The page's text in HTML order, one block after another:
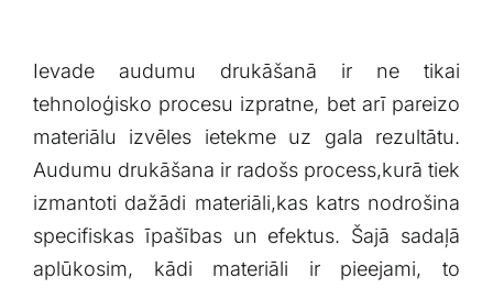
Ievade audumu drukāšanā ir ne tikai
tehnoloģisko procesu izpratne, bet arī pareizo
materiālu izvēles ietekme uz ‍gala rezultātu.
Audumu drukāšana ir radošs process,kurā⁣ tiek
izmantoti dažādi materiāli,kas katrs⁣ nodrošina
⁤specifiskas īpašības ⁢un efektus. Šajā sadaļā
aplūkosim, ‌kādi​ materiāli ir pieejami, ‍to